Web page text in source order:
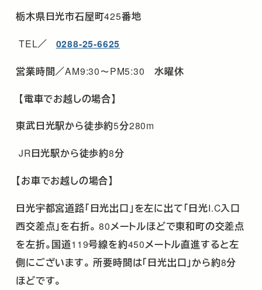
栃木県日光市石屋町425番地
TEL／ 0288-25-6625
営業時間／AM9:30～PM5:30 水曜休
【電車でお越しの場合】
東武日光駅から徒歩約5分280m
JR日光駅から徒歩約8分
【お車でお越しの場合】
日光宇都宮道路「日光出口」を左に出て「日光I.C入口
西交差点」を右折。 80メートルほどで東和町の交差点
を左折。国道119号線を約450メートル直進すると左
側にございます。 所要時間は「日光出口」から約8分
ほどです。